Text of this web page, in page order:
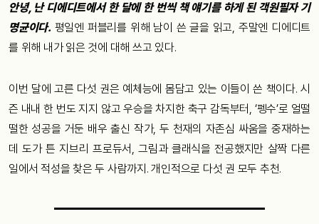
안녕, 난 디에디트에서 한 달에 한 번씩 책 얘기를 하게 된 객원필자 기
명균이다. 평일엔 퍼블리를 위해 남이 쓴 글을 읽고, 주말엔 디에디트
를 위해 내가 읽은 것에 대해 쓰고 있다.
이번 달에 고른 다섯 권은 예체능에 몸담고 있는 이들이 쓴 책이다. 시
즌 내내 한 번도 지지 않고 우승을 차지한 축구 감독부터, ‘펭수’로 얼떨
떨한 성공을 거둔 배우 출신 작가, 두 천재의 자존심 싸움을 중재하는
데 도가 튼 지브리 프로듀서, 그림과 클래식을 전공했지만 살짝 다른
일에서 적성을 찾은 두 사람까지. 개인적으로 다섯 권 모두 추천.